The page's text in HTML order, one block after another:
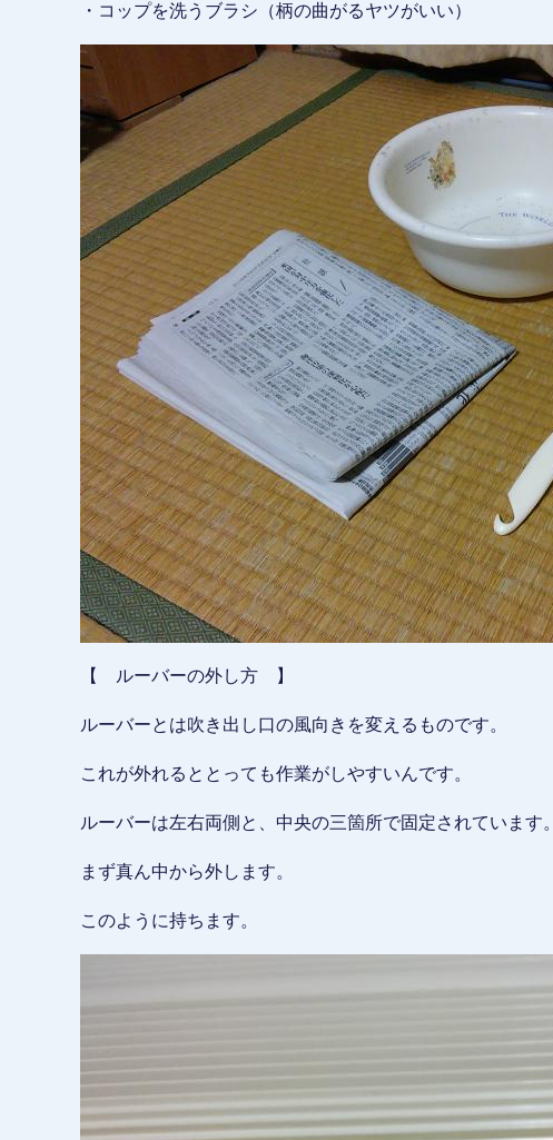
・コップを洗うブラシ（柄の曲がるヤツがいい）
【 ルーバーの外し方 】
ルーバーとは吹き出し口の風向きを変えるものです。
これが外れるととっても作業がしやすいんです。
ルーバーは左右両側と、中央の三箇所で固定されています。
まず真ん中から外します。
このように持ちます。